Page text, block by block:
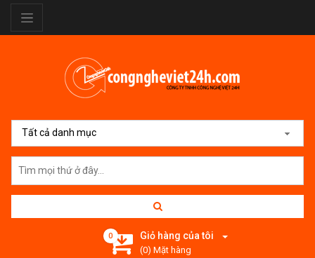
Tất cả danh mục
0 Giỏ hàng của tôi
(0) Mặt hàng